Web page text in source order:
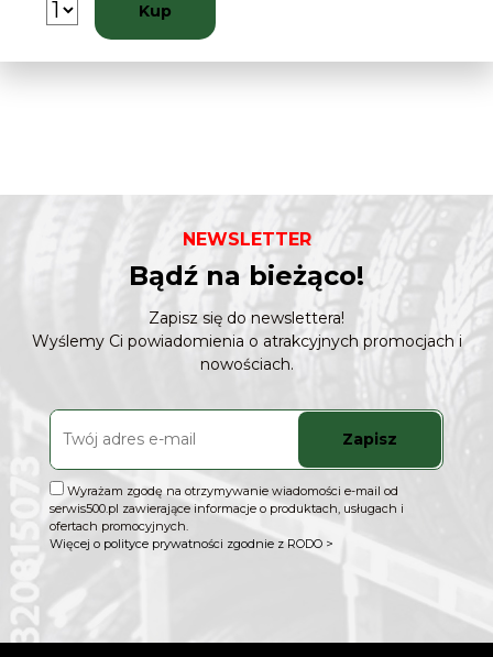
Kup
NEWSLETTER
Bądź na bieżąco!
Zapisz się do newslettera!
Wyślemy Ci powiadomienia o atrakcyjnych promocjach i
nowościach.
Zapisz
Wyrażam zgodę na otrzymywanie wiadomości e-mail od
serwis500.pl zawierające informacje o produktach, usługach i
ofertach promocyjnych.
Więcej o polityce prywatności zgodnie z RODO >